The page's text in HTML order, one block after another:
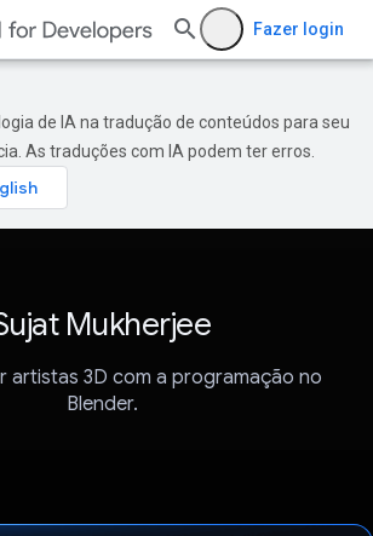
Fazer login
de IA na tradução de conteúdos para seu
As traduções com IA podem ter erros.
Mukherjee
artistas 3D com a programação no
Blender.